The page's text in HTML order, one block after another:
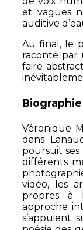
et vagues
auditive
Au final, le
raconté par
faire
Véronique
dans
poursuit ses
différents
vidéo, les
propres à
approche
s’appuient